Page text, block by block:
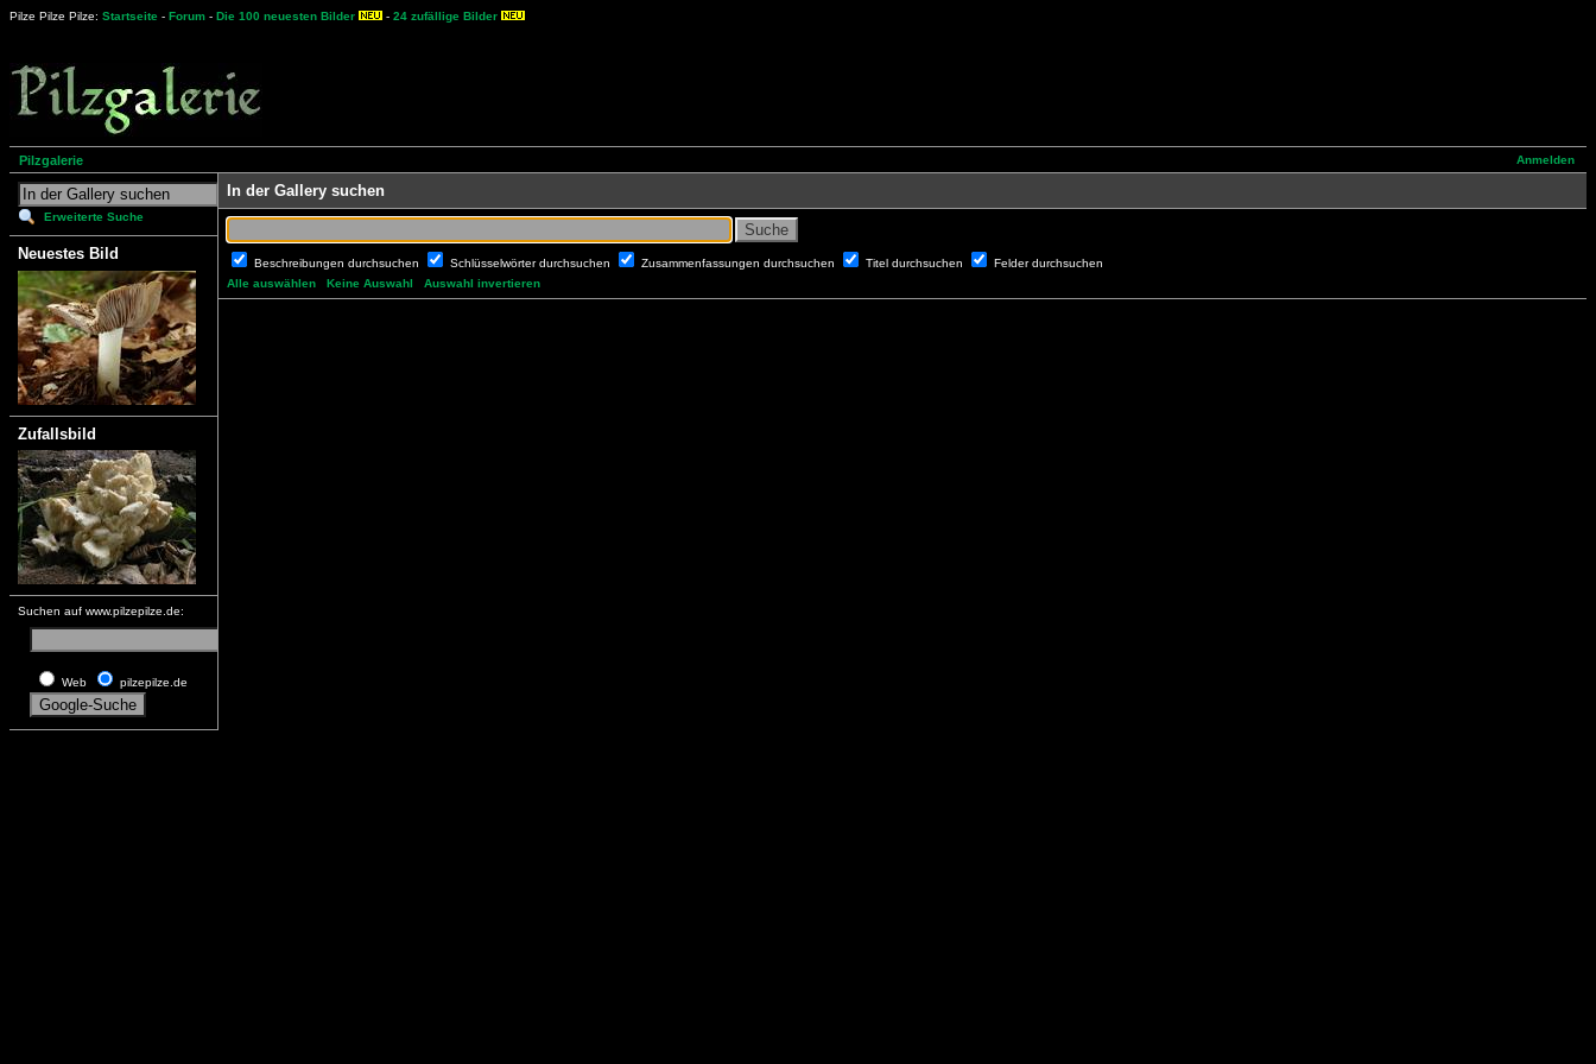
Pilze Pilze Pilze: Startseite - Forum - Die 100 neuesten Bilder - 24 zufällige Bilder
Anmelden
Pilzgalerie
Erweiterte Suche
Neuestes Bild
Zufallsbild
Suchen auf www.pilzepilze.de:
Web pilzepilze.de
In der Gallery suchen
Beschreibungen durchsuchen Schlüsselwörter durchsuchen Zusammenfassungen durchsuchen Titel durchsuchen
Felder durchsuchen
Alle auswählen
Keine Auswahl Auswahl invertieren